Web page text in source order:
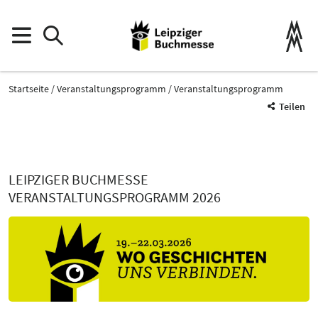
Startseite Veranstaltungsprogramm
Veranstaltungsprogramm
Teilen
LEIPZIGER BUCHMESSE
VERANSTALTUNGSPROGRAMM 2026